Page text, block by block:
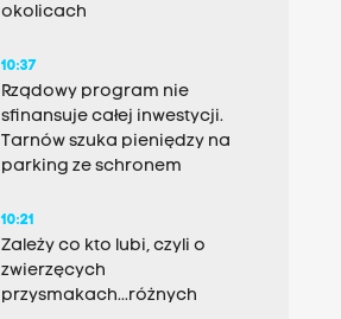
okolicach
10:37
Rządowy program nie
sfinansuje całej inwestycji.
Tarnów szuka pieniędzy na
parking ze schronem
10:21
Zależy co kto lubi, czyli o
zwierzęcych
przysmakach...różnych